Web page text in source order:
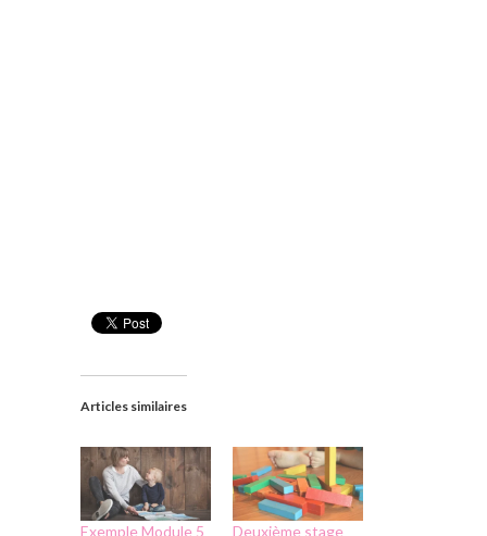
Articles similaires
Exemple Module 5 Deuxième stage